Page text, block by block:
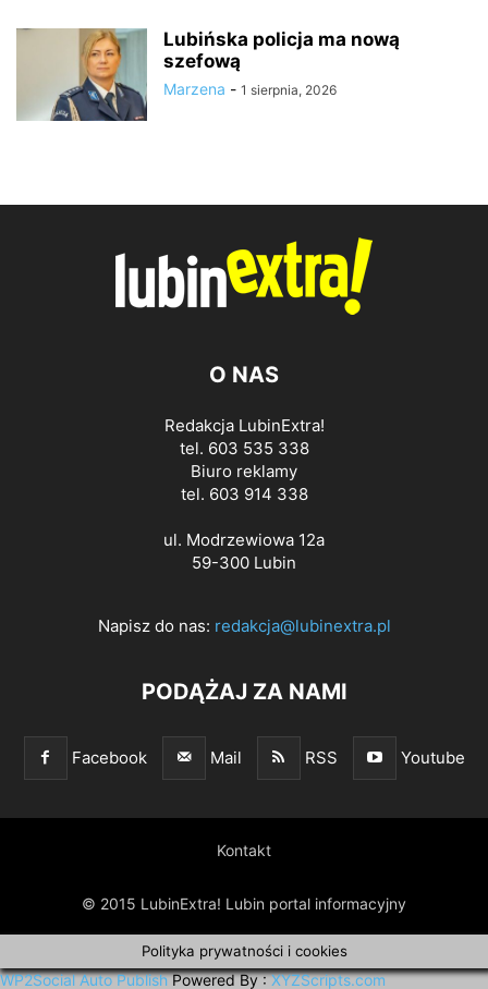
Lubińska policja ma nową
szefową
Marzena - 1 sierpnia, 2026
O NAS
Redakcja LubinExtra!
tel. 603 535 338
Biuro reklamy
tel. 603 914 338
ul. Modrzewiowa 12a
59-300 Lubin
Napisz do nas: redakcja@lubinextra.pl
PODĄŻAJ ZA NAMI
Facebook Mail RSS Youtube
Kontakt
© 2015 LubinExtra! Lubin portal informacyjny
Polityka prywatności i cookies
WP2Social Auto PublishPowered By :XYZScripts.com